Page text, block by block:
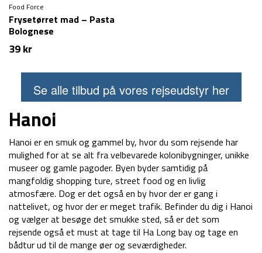
Food Force
Frysetørret mad – Pasta
Bolognese
39kr
Se alle tilbud på vores rejseudstyr her
Hanoi
Hanoi er en smuk og gammel by, hvor du som rejsende har
mulighed for at se alt fra velbevarede kolonibygninger, unikke
museer og gamle pagoder. Byen byder samtidig på
mangfoldig shopping ture, street food og en livlig
atmosfære. Dog er det også en by hvor der er gang i
nattelivet, og hvor der er meget trafik. Befinder du dig i Hanoi
og vælger at besøge det smukke sted, så er det som
rejsende også et must at tage til Ha Long bay og tage en
bådtur ud til de mange øer og seværdigheder.